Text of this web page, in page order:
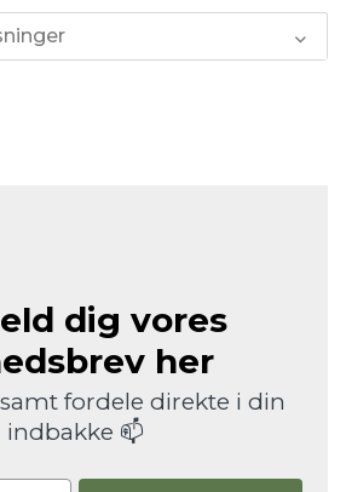
dig vores
her
fordele direkte i din
indbakke 📫